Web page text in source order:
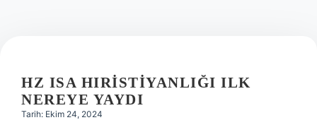
HZ ISA HIRISTIYANLIĞI ILK
NEREYE YAYDI
Tarih: Ekim 24, 2024